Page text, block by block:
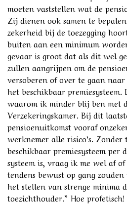
moeten vaststellen wat de
Zij dienen ook samen te
zekerheid bij de toezegging
buiten aan een minimum
gevaar is groot dat als dit wel
zullen aangrijpen om de
versoberen of over te gaan naar
het beschikbaar
waarom ik minder blij ben met
Verzekeringskamer. Bij dit
pensioenuitkomst vooraf
werknemer alle risico’s. Zonder
beschikbaar premiesysteem per
systeem is, vraag ik me wel af
tendens bewust op gang
het stellen van strenge minima
toezichthouder.” Hoe profetisch!